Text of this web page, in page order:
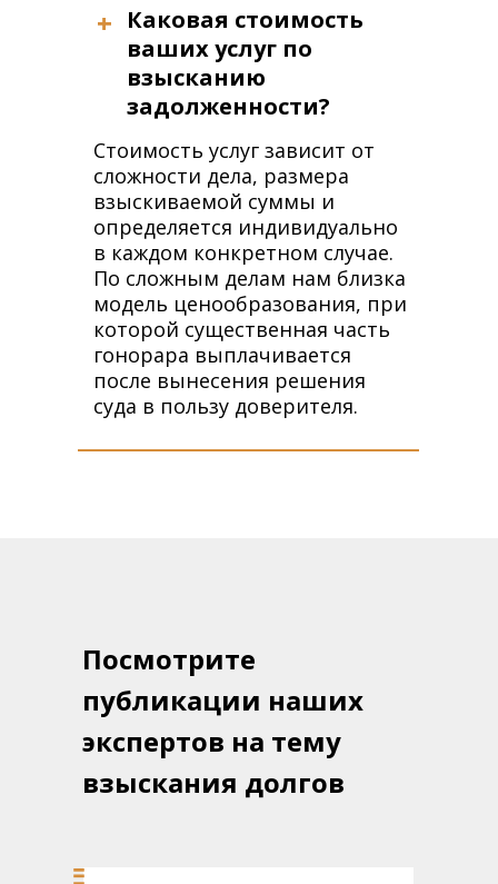
Каковая стоимость
ваших услуг по
взысканию
задолженности?
+
Стоимость услуг зависит от
сложности дела, размера
взыскиваемой суммы и
определяется индивидуально
в каждом конкретном случае.
По сложным делам нам близка
модель ценообразования, при
которой существенная часть
гонорара выплачивается
после вынесения решения
суда в пользу доверителя.
Посмотрите
публикации наших
экспертов на тему
взыскания долгов
Судебные споры